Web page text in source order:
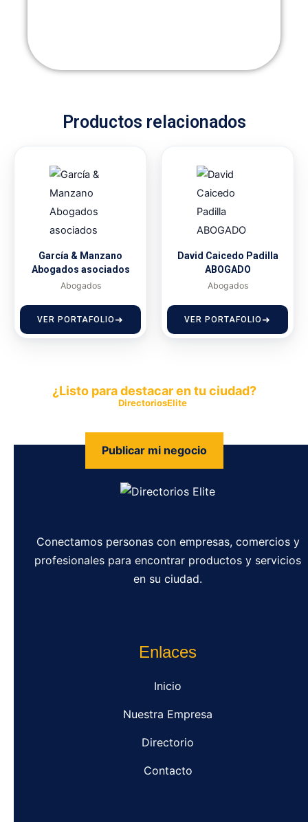
Productos relacionados
García & Manzano
Abogados asociados
Abogados
VER PORTAFOLIO
David Caicedo Padilla
ABOGADO
Abogados
VER PORTAFOLIO
¿Listo para destacar en tu ciudad?
DirectoriosElite
Publicar mi negocio
Conectamos personas con empresas, comercios y
profesionales para encontrar productos y servicios
en su ciudad.
Enlaces
Inicio
Nuestra Empresa
Directorio
Contacto